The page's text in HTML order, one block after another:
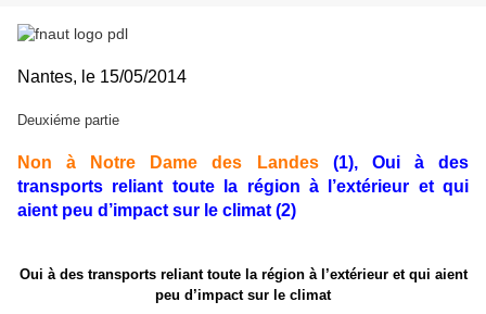
Nantes, le 15/05/2014
Deuxiéme partie
Non à Notre Dame des Landes(1), Oui à des
transports reliant toute la région à l’extérieur et qui
aient peu d’impact sur le climat (2)
Oui à des transports reliant toute la région à l’extérieur et qui aient
peu d’impact sur le climat